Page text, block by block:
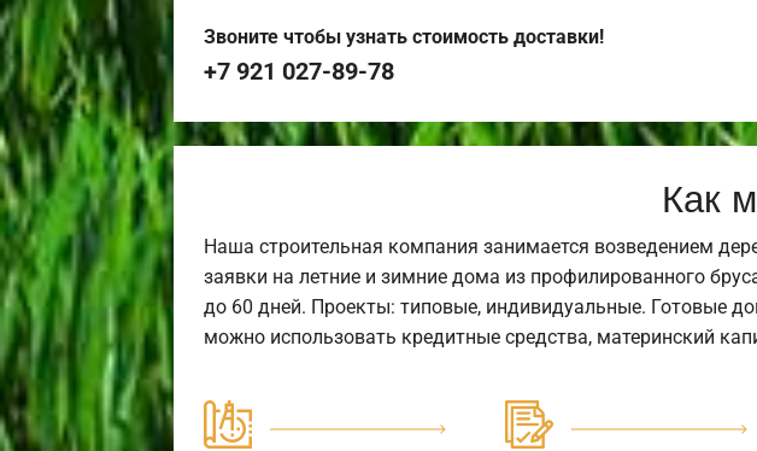
Звоните чтобы узнать стоимость доставки!
+7 921 027-89-78
Как
Наша строительная компания занимается возведением
заявки на летние и зимние дома из профилированного
до 60 дней. Проекты: типовые, индивидуальные. Готовые
можно использовать кредитные средства, материнский